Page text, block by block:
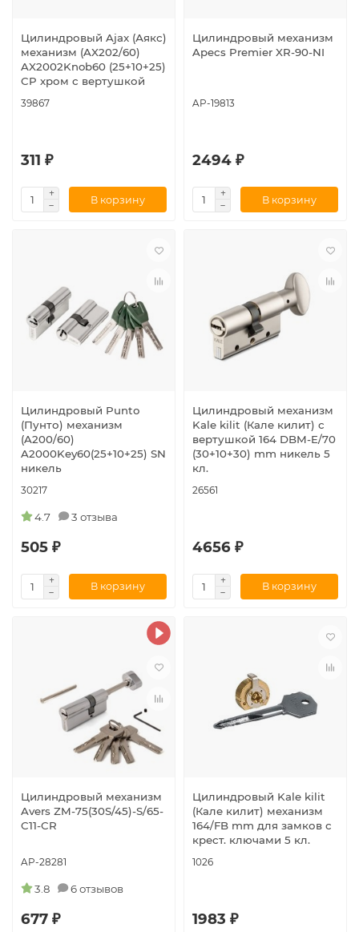
Цилиндровый Ajax (Аякс)
механизм (AX202/60)
AX2002Knob60 (25+10+25)
CP хром с вертушкой
39867
311 ₽
В корзину
Цилиндровый механизм
Apecs Premier XR-90-NI
AP-19813
2494 ₽
В корзину
Цилиндровый Punto
(Пунто) механизм
(A200/60)
A2000Key60(25+10+25) SN
никель
30217
4.7 3 отзыва
505 ₽
В корзину
Цилиндровый механизм
Kale kilit (Кале килит) с
вертушкой 164 DBM-E/70
(30+10+30) mm никель 5
кл.
26561
4656 ₽
В корзину
Цилиндровый механизм
Avers ZM-75(30S/45)-S/65-
C11-CR
AP-28281
3.8 6 отзывов
677 ₽
Цилиндровый Kale kilit
(Кале килит) механизм
164/FB mm для замков с
крест. ключами 5 кл.
1026
1983 ₽